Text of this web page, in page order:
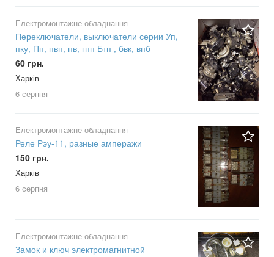
Електромонтажне обладнання
Переключатели, выключатели серии Уп,
пку, Пп, пвп, пв, гпп Бтп , бвк, впб
60 грн.
Харків
6 серпня
Електромонтажне обладнання
Реле Рэу-11, разные амперажи
150 грн.
Харків
6 серпня
Електромонтажне обладнання
Замок и ключ электромагнитной